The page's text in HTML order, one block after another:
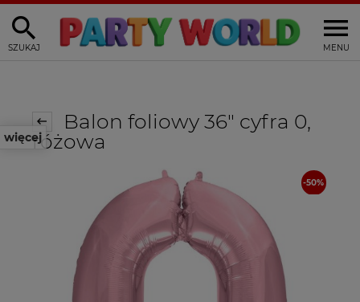
MENU
SZUKAJ
więcej
Balon foliowy 36" cyfra 0,
różowa